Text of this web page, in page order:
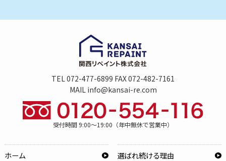
TEL 072-477-6899 FAX 072-482-7161
MAIL info@kansai-re.com
受付時間 9:00～19:00（年中無休で営業中）
ホーム 選ばれ続ける理由